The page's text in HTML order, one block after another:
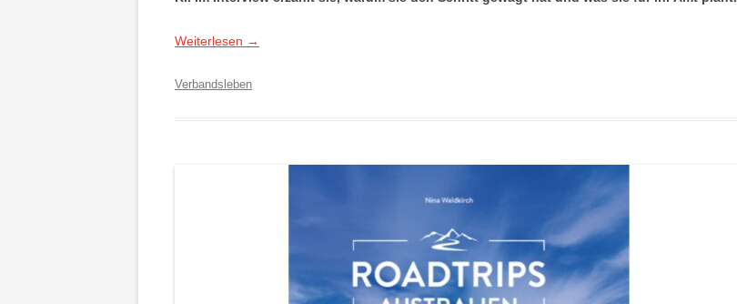
Weiterlesen →
Verbandsleben